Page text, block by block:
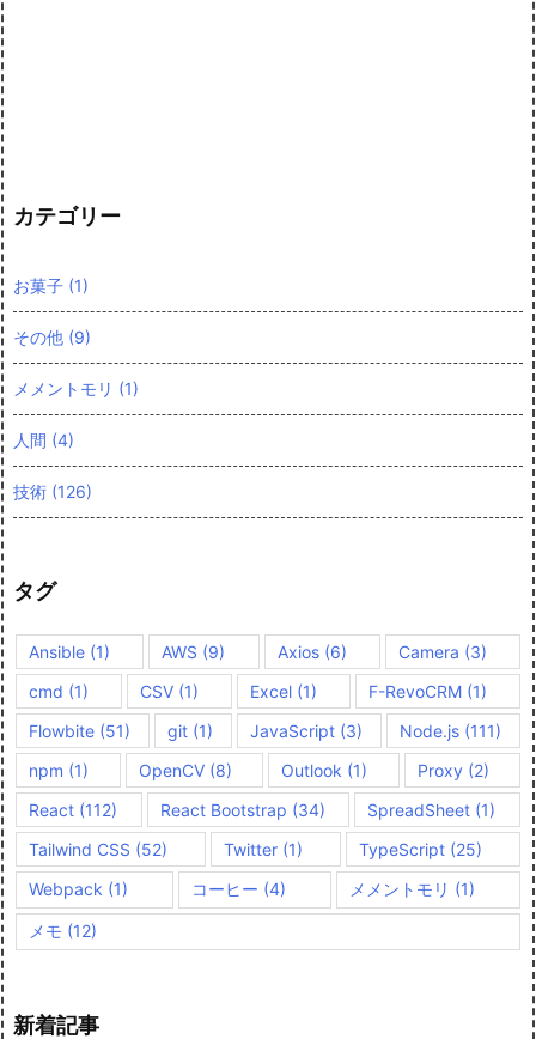
カテゴリー
お菓子 (1)
その他 (9)
メメントモリ (1)
人間 (4)
技術 (126)
タグ
Ansible (1) AWS (9) Axios(6) Camera (3)
cmd (1) CSV (1) Excel (1) F-RevoCRM (1)
Flowbite (51) git (1) JavaScript (3) Node.js (111)
npm (1) OpenCV(8) Outlook (1) Proxy (2)
React (112) React Bootstrap (34) SpreadSheet (1)
Tailwind CSS (52) Twitter (1) TypeScript (25)
Webpack (1) コーヒー (4) メメントモリ (1)
メモ (12)
新着記事